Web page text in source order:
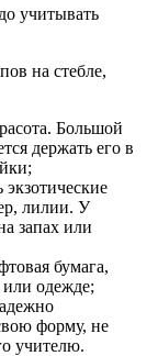
учитывать
на стебле,
Большой
держать его в
лилии. У
запах или
бумага,
или одежде;
форму, не
учителю.